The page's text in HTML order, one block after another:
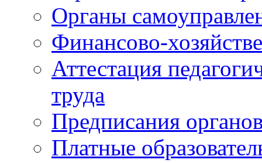
Органы
Финансово-
Аттестация
труда
Предписания
Платные